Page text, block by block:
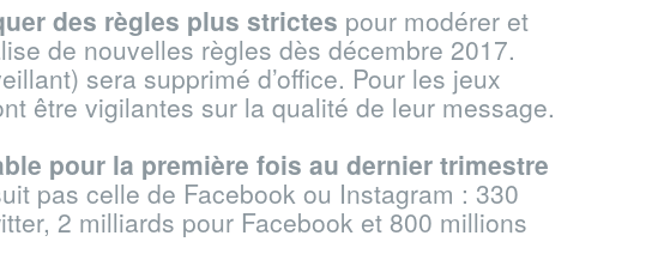
des règles plus strictes pour modérer et
de nouvelles règles dès décembre 2017.
sera supprimé d’office. Pour les jeux
être vigilantes sur la qualité de leur message.
pour la première fois au dernier trimestre
pas celle de Facebook ou Instagram : 330
2 milliards pour Facebook et 800 millions